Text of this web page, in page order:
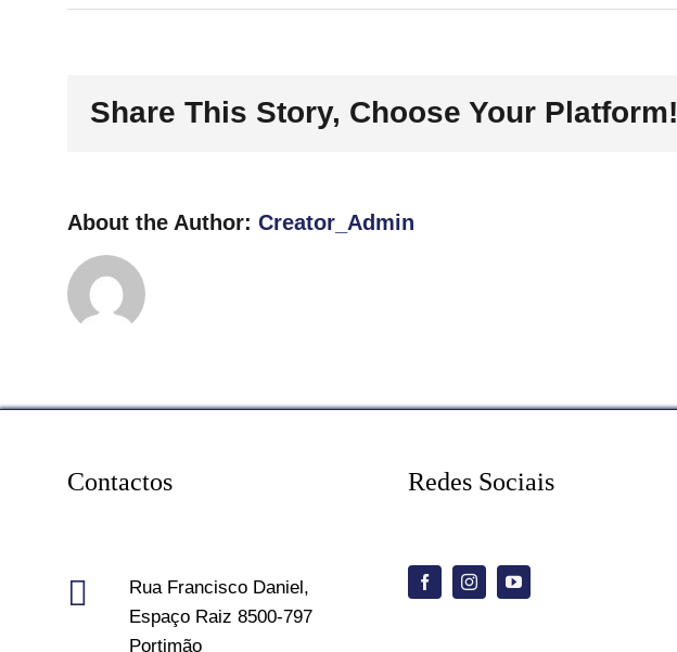
Share This Story, Choose Your Platform!
About the Author: Creator_Admin
Contactos
Rua Francisco Daniel,
Espaço Raiz 8500-797
Portimão
Redes Sociais